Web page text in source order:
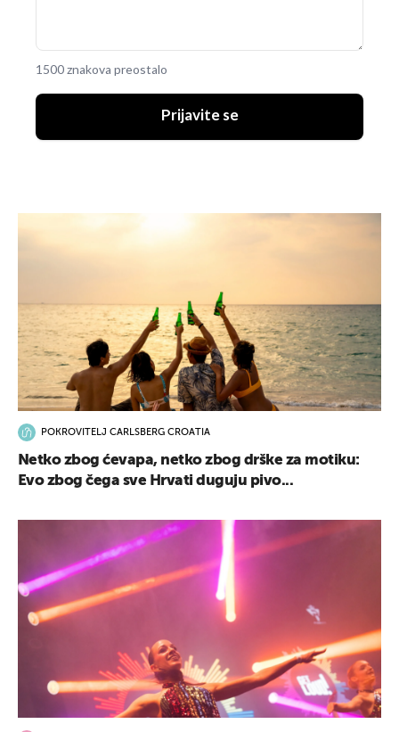
1500 znakova preostalo
Prijavite se
POKROVITELJ CARLSBERG CROATIA
Netko zbog ćevapa, netko zbog drške za motiku:
Evo zbog čega sve Hrvati duguju pivo...